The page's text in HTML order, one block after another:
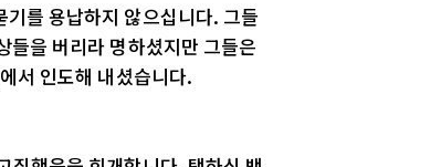
를 용납하지 않으십니다. 그들
들을 버리라 명하셨지만 그들은
서 인도해 내셨습니다.